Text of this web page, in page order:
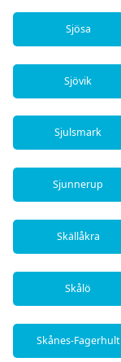
Sjösa
Sjövik
Sjulsmark
Sjunnerup
Skällåkra
Skålö
Skånes-Fagerhult